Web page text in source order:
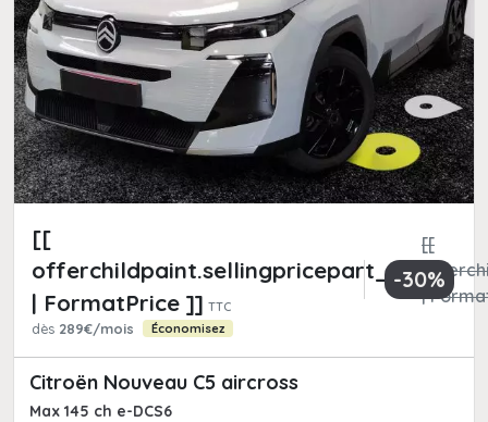
[[
offerchildpaint.sellingpricepart_ttc
| FormatPrice ]] TTC
[[
|
dès 289€/mois Économisez
-30%
Citroën Nouveau C5 aircross
Max 145 ch e-DCS6